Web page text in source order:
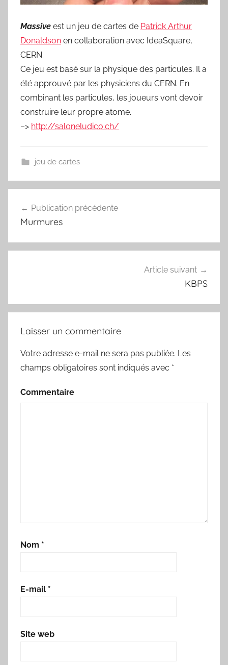
Massive est un jeu de cartes de Patrick Arthur
Donaldson en collaboration avec IdeaSquare,
CERN.
Ce jeu est basé sur la physique des particules. Il a
été approuvé par les physiciens du CERN. En
combinant les particules, les joueurs vont devoir
construire leur propre atome.
–> http://saloneludico.ch/
jeu de cartes
Navigation
de
l’article
Publication précédente
Murmures
Article suivant
KBPS
Laisser un commentaire
Votre adresse e-mail ne sera pas publiée. Les
champs obligatoires sont indiqués avec *
Commentaire
Nom *
E-mail *
Site web